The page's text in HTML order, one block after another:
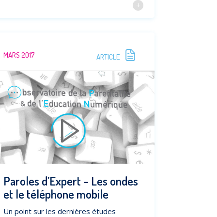
MARS 2017 ARTICLE
Paroles d’Expert – Les ondes
et le téléphone mobile
Un point sur les dernières études